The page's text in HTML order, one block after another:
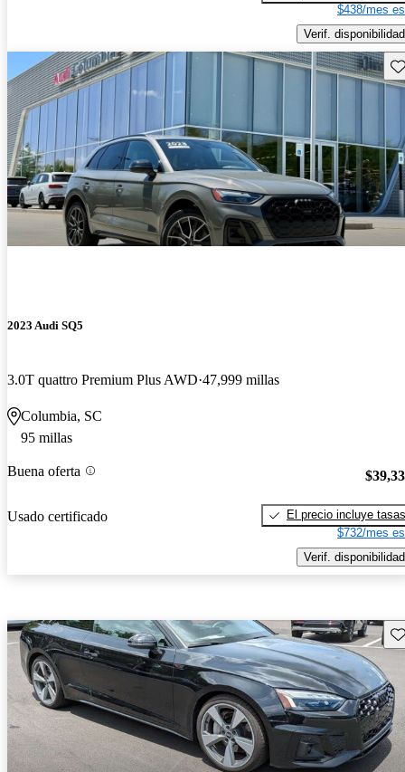
$438/mes
Verif. disponibilidad
2023 Audi SQ5
3.0T quattro Premium Plus AWD 47,999 millas
Columbia, SC
95 millas
Buena oferta
Usado certificado
El precio incluye tasas
$732/mes
Verif. disponibilidad